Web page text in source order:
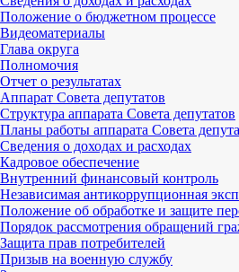
Положение о бюджетном процессе
Видеоматериалы
Глава округа
Полномочия
Отчет о результатах
Аппарат Совета депутатов
Структура аппарата Совета депутатов
Планы работы аппарата Совета
Сведения о доходах и расходах
Кадровое обеспечение
Внутренний финансовый контроль
Независимая антикоррупционная
Положение об обработке и защите
Порядок рассмотрения обращений
Защита прав потребителей
Призыв на военную службу